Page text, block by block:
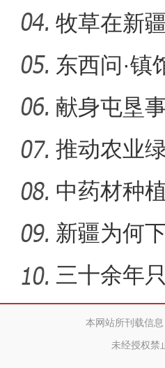
【非遗
牧草在新
东西问·镇
印，
献身屯垦
推动农业
别“白色污
中药材种
道？
新疆为何
三十余年
本网站所刊载信
未经授权禁